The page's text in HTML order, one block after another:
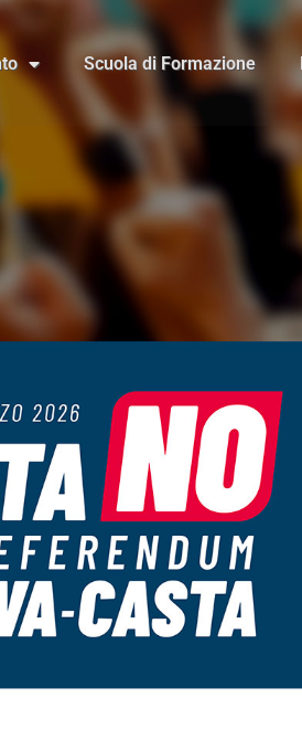
Scuola di Formazione